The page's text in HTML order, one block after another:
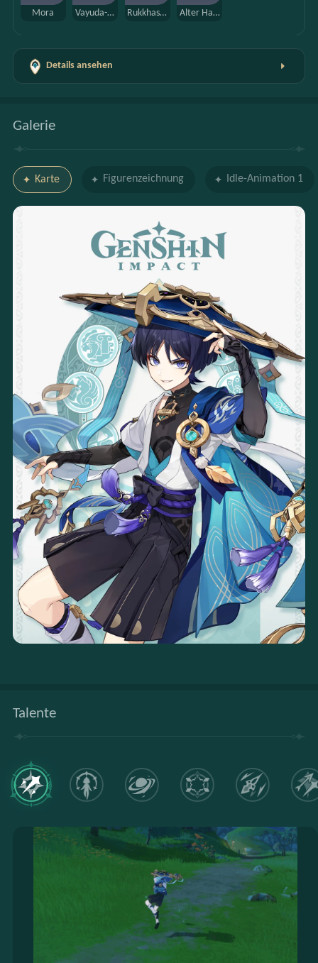
Mora Vayuda-Türkis-Splitter Rukkhashava-Pilz Alter Handschutz
Details ansehen
Galerie
Karte Figurenzeichnung Idle-Animation 1
Talente